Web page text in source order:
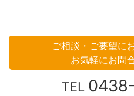
ご相談・ご要望に
お気軽にお問
TEL